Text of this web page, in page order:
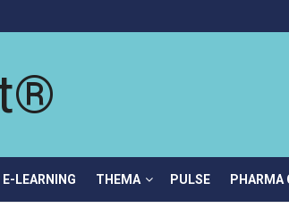
E-LEARNING THEMA PULSE PHARMA